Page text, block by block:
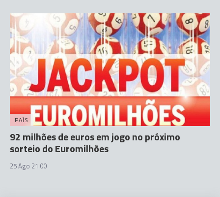
PAÍS
92 milhões de euros em jogo no próximo
sorteio do Euromilhões
25 Ago 21:00